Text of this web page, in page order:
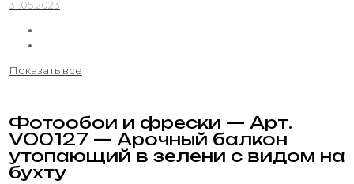
31.05.2023
Показать все
Фотообои и фрески — Арт.
VO0127 — Арочный балкон
утопающий в зелени с видом на
бухту